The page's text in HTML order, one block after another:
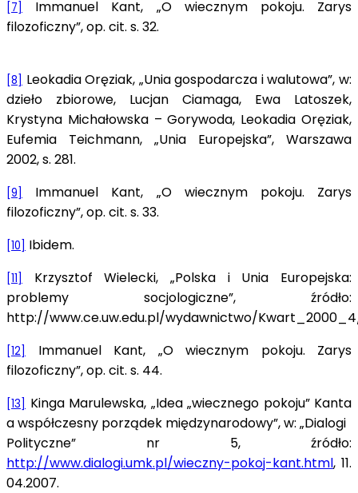
[7]
Immanuel Kant, „O wiecznym pokoju. Zarys
filozoficzny”, op. cit. s. 32.
[8] Leokadia Oręziak, „Unia gospodarcza i walutowa”, w:
dzieło zbiorowe, Lucjan Ciamaga, Ewa Latoszek,
Krystyna Michałowska – Gorywoda, Leokadia Oręziak,
Eufemia Teichmann, „Unia Europejska”, Warszawa
2002, s. 281.
[9]
Immanuel Kant, „O wiecznym pokoju. Zarys
filozoficzny”, op. cit. s. 33.
[10] Ibidem.
[11]
Krzysztof Wielecki, „Polska i Unia Europejska:
problemy socjologiczne”, źródło:
http://www.ce.uw.edu.pl/wydawnictwo/
[12]
Immanuel Kant, „O wiecznym pokoju. Zarys
filozoficzny”, op. cit. s. 44.
[13] Kinga Marulewska, „Idea „wiecznego pokoju” Kanta
a współczesny porządek międzynarodowy”, w: „Dialogi
Polityczne” nr 5, źródło:
http://www.dialogi.umk.pl/wieczny-pokoj-kant.html, 11.
04.2007.